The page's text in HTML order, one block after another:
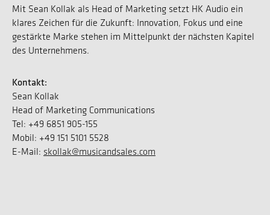
Mit Sean Kollak als Head of Marketing setzt HK Audio ein
klares Zeichen für die Zukunft: Innovation, Fokus und eine
gestärkte Marke stehen im Mittelpunkt der nächsten Kapitel
des Unternehmens.
Kontakt:
Sean Kollak
Head of Marketing Communications
Tel: +49 6851 905-155
Mobil: +49 151 5101 5528
E-Mail: skollak@musicandsales.com